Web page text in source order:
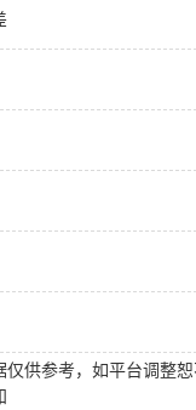
仅供参考，如平台调整